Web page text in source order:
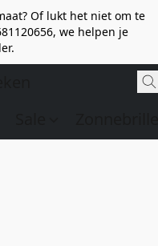
Of lukt het niet om te
we helpen je